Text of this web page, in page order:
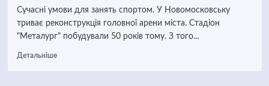
Сучасні умови для занять спортом. У Новомосковську
триває реконструкція головної арени міста. Стадіон
"Металург" побудували 50 років тому. З того...
Детальніше